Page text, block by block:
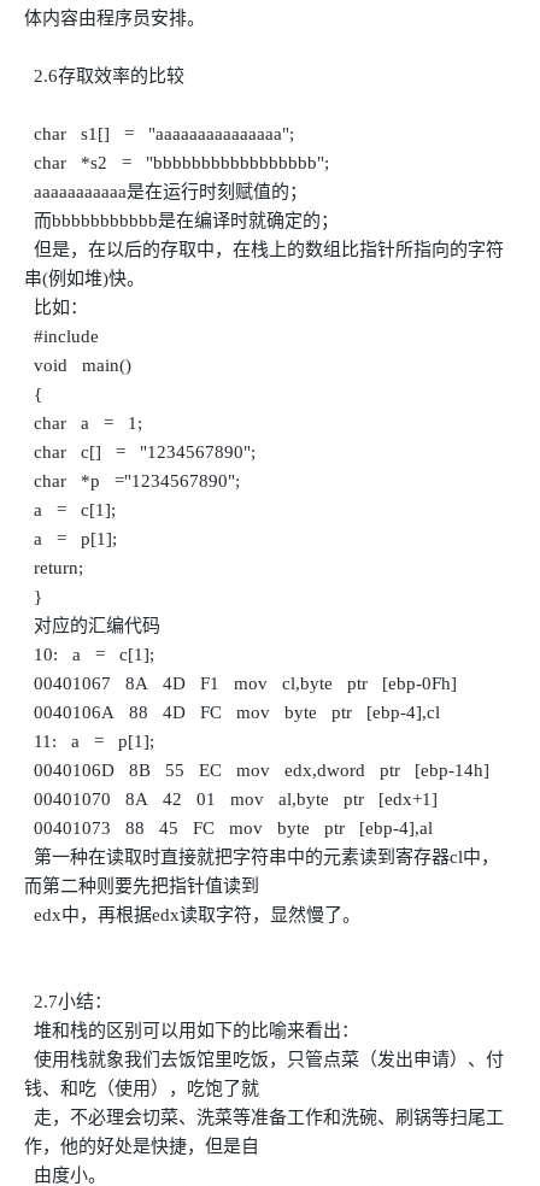
体内容由程序员安排。
2.6存取效率的比较
char s1[] = "aaaaaaaaaaaaaaa";
char *s2 = "bbbbbbbbbbbbbbbbb";
aaaaaaaaaaa是在运行时刻赋值的；
而bbbbbbbbbbb是在编译时就确定的；
但是，在以后的存取中，在栈上的数组比指针所指向的字符
串(例如堆)快。
比如：
#include
void main()
{
char a = 1;
char c[] = "1234567890";
char *p ="1234567890";
a = c[1];
a = p[1];
return;
}
对应的汇编代码
10: a = c[1];
00401067 8A 4D F1 mov cl,byte ptr [ebp-0Fh]
0040106A 88 4D FC mov byte ptr [ebp-4],cl
11: a = p[1];
0040106D 8B 55 EC mov edx,dword ptr [ebp-14h]
00401070 8A 42 01 mov al,byte ptr [edx+1]
00401073 88 45 FC mov byte ptr [ebp-4],al
第一种在读取时直接就把字符串中的元素读到寄存器cl中，
而第二种则要先把指针值读到
edx中，再根据edx读取字符，显然慢了。
2.7小结：
堆和栈的区别可以用如下的比喻来看出：
使用栈就象我们去饭馆里吃饭，只管点菜（发出申请）、付
钱、和吃（使用），吃饱了就
走，不必理会切菜、洗菜等准备工作和洗碗、刷锅等扫尾工
作，他的好处是快捷，但是自
由度小。